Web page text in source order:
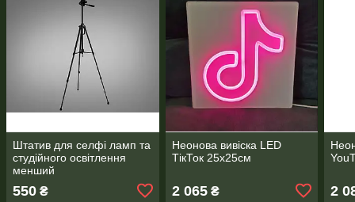
Штатив для селфі ламп та
студійного освітлення
менший
550 ₴
Неонова вивіска LED
ТікТок 25х25см
2 065₴ 2